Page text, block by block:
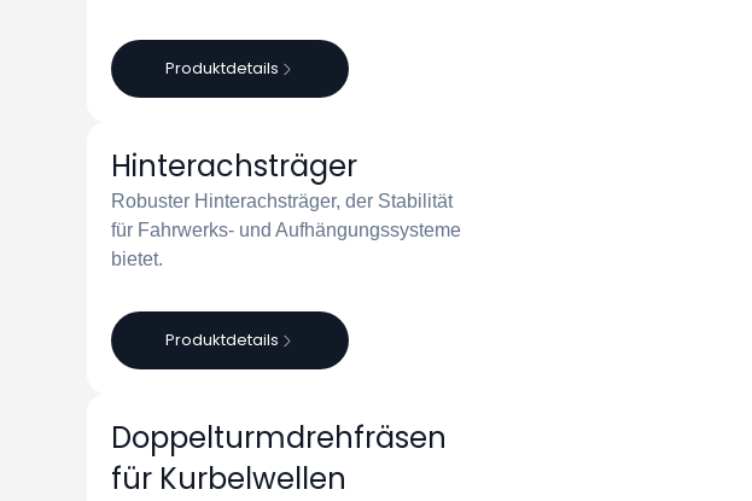
Produktdetails
Hinterachsträger
Robuster Hinterachsträger, der Stabilität
für Fahrwerks- und Aufhängungssysteme
bietet.
Produktdetails
Doppelturmdrehfräsen
für Kurbelwellen